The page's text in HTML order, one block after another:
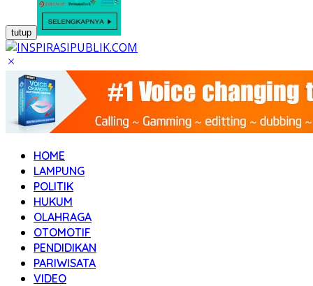
tutup
HOME
LAMPUNG
POLITIK
HUKUM
OLAHRAGA
OTOMOTIF
PENDIDIKAN
PARIWISATA
VIDEO